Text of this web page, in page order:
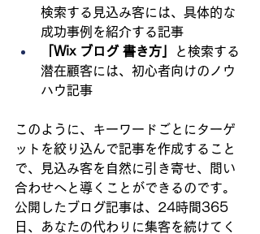
検索する見込み客には、具体的な
成功事例を紹介する記事
「Wix ブログ 書き方」
と検索する
潜在顧客には、初心者向けのノウ
ハウ記事
このように、キーワードごとにターゲ
ットを絞り込んで記事を作成すること
で、見込み客を自然に引き寄せ、問い
合わせへと導くことができるのです。
公開したブログ記事は、24時間365
日、あなたの代わりに集客を続けてく